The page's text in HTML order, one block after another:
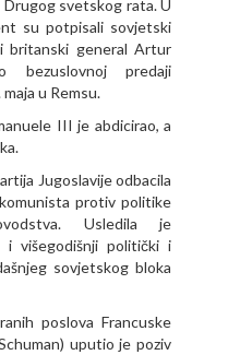
svetskog rata. U
su potpisali sovjetski
britanski general Artur
bezuslovnoj predaji
u Remsu.
III je abdicirao, a
Jugoslavije odbacila
protiv politike
Usledila je
i višegodišnji politički i
sovjetskog bloka
poslova Francuske
uputio je poziv